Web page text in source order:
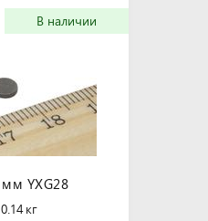
В наличии
YXG28
0.14 кг